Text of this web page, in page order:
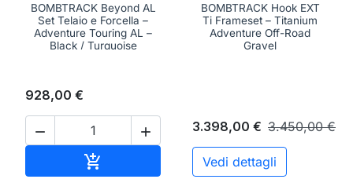
BOMBTRACK Beyond AL
Set Telaio e Forcella –
Adventure Touring AL –
Black / Turquoise
928,00 €
 
 Aggiungi al carrello
BOMBTRACK Hook EXT
Ti Frameset – Titanium
Adventure Off-Road
Gravel
3.398,00 € 3.450,00 €
Vedi dettagli